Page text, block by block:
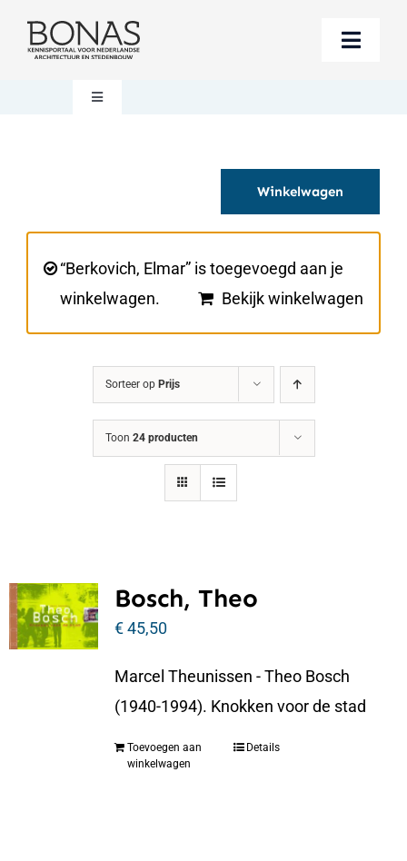
naar
Toggle
Berichten
Steun BONAS
Toggle
Winkelwagen
Winkelwagen
“Berkovich, Elmar” is toegevoegd aan je
winkelwagen.
Bekijk winkelwagen
Sorteer op Prijs
Toon 24 producten
Bosch, Theo
€45,50
Marcel Theunissen - Theo Bosch
(1940-1994). Knokken voor de stad
Toevoegen aan
winkelwagen
Details